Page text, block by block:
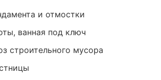
и отмостки
ванная под ключ
строительного мусора